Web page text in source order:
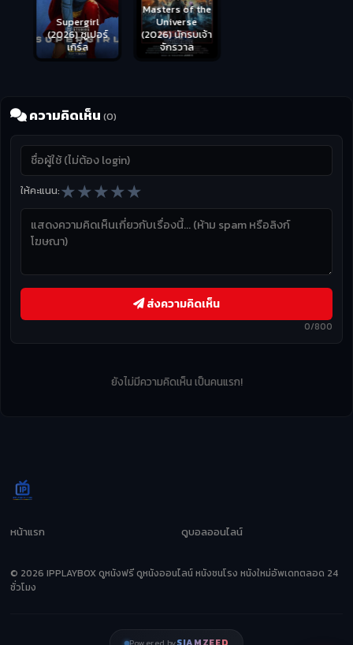
Supergirl
(2026) ซูเปอร์
เกิร์ล
Masters of the
Universe
(2026) นักรบเจ้า
จักรวาล
ความคิดเห็น (0)
ให้คะแนน:★★★★★
0/800
ส่งความคิดเห็น
ยังไม่มีความคิดเห็น เป็นคนแรก!
หน้าแรก ดูบอลออนไลน์
© 2026 IPPLAYBOX ดูหนังฟรี ดูหนังออนไลน์ หนังชนโรง หนังใหม่อัพเดทตลอด 24
ชั่วโมง